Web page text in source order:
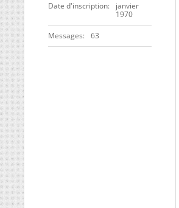
Date d'inscription
janvier
1970
Messages 63